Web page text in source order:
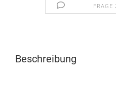
FRAGE
Beschreibung